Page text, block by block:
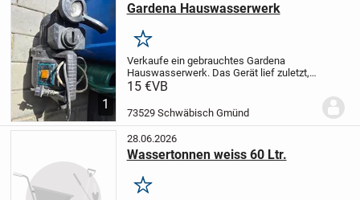
1
Gardena Hauswasserwerk
Merken
Verkaufe ein gebrauchtes Gardena
Hauswasserwerk.Das Gerät lief zuletzt,
allerdings ist der Druckschalter defekt
Daher Verkauf ausdrücklich als
15 €VB
73529 Schwäbisch Gmünd
28.06.2026
Wassertonnen weiss 60 Ltr.
Merken